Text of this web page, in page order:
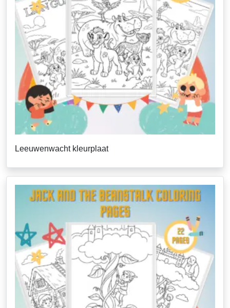
Leeuwenwacht kleurplaat